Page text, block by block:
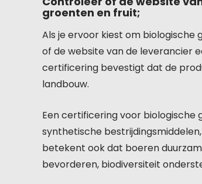
groenten en fruit;
Als je ervoor kiest om
of de website van de leverancier
certificering bevestigt dat de
landbouw.
Een certificering voor
synthetische
betekent ook dat boeren
bevorderen, biodiversiteit